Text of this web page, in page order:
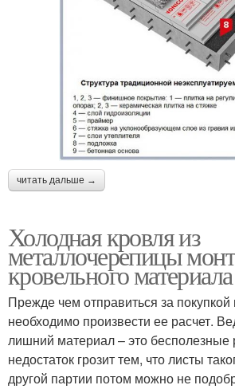
читать дальше →
Холодная кровля из
металлочерепицы
кровельного материала
Прежде чем отправиться за
необходимо произвести ее расчет.
лишний материал – это бесполезные
недостаток грозит тем, что листы
другой партии потом можно не